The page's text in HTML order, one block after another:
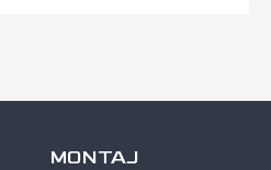
MONTAJ